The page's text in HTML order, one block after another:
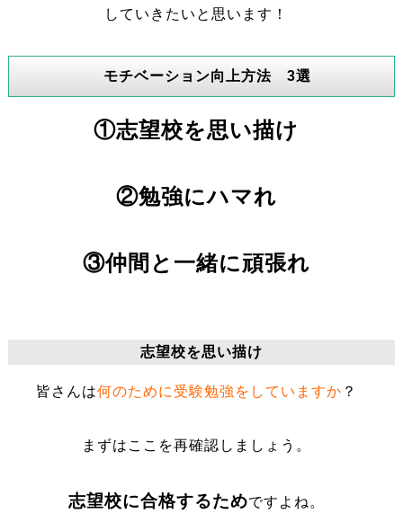
していきたいと思います！
モチベーション向上方法 3選
①志望校を思い描け
②勉強にハマれ
③仲間と一緒に頑張れ
志望校を思い描け
皆さんは何のために受験勉強をしていますか ？
まずはここを再確認しましょう。
志望校に合格するためですよね。